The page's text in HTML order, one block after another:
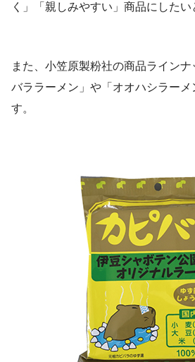
く」「親しみやすい」商品にしたい
また、小笠原製粉社の商品ライン
バララーメン」や「オオハシラーメ
す。